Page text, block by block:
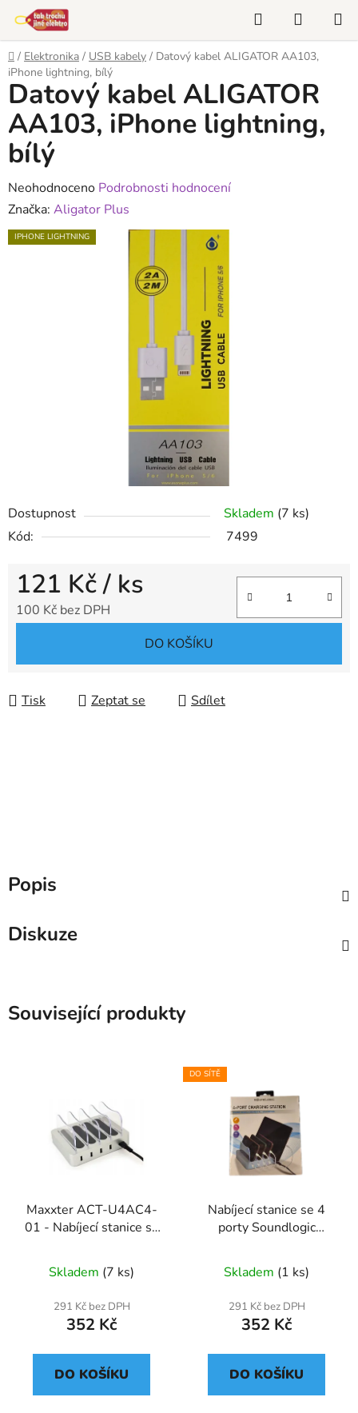
obsah
Hledat
KOŠÍK
Domů
/ Elektronika / USB kabely / Datový kabel ALIGATOR AA103,
iPhone lightning, bílý
Dostupnost Skladem (7 ks)
Kód:
7499
121 Kč/ ks
100 Kč bez DPH
DO KOŠÍKU
Tisk Zeptat se Sdílet
Datový kabel ALIGATOR
AA103, iPhone lightning,
bílý
Průměrné
hodnocení
produktu
Neohodnoceno Podrobnosti hodnocení
Značka: Aligator Plus
IPHONE LIGHTNING
Popis
Diskuze
Související produkty
Maxxter ACT-U4AC4-
01 - Nabíjecí stanice se
Skladem (7 ks)
291 Kč bez DPH
352 Kč
DO KOŠÍKU
DO SÍTĚ
Nabíjecí stanice se 4
porty Soundlogic
Skladem (1 ks)
291 Kč bez DPH
352 Kč
DO KOŠÍKU